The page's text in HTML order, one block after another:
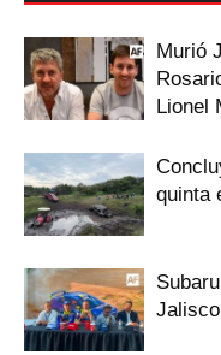
Murió
Lionel
quinta